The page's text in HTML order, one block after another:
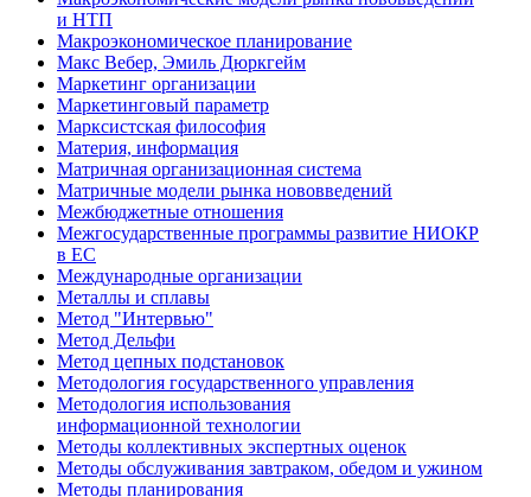
и НТП
Макроэкономическое планирование
Макс Вебер, Эмиль Дюркгейм
Маркетинг организации
Маркетинговый параметр
Марксистская философия
Материя, информация
Матричная организационная система
Матричные модели рынка нововведений
Межбюджетные отношения
Межгосударственные программы развитие НИОКР
в ЕС
Международные организации
Металлы и сплавы
Метод "Интервью"
Метод Дельфи
Метод цепных подстановок
Методология государственного управления
Методология использования
информационной технологии
Методы коллективных экспертных оценок
Методы обслуживания завтраком, обедом и ужином
Методы планирования